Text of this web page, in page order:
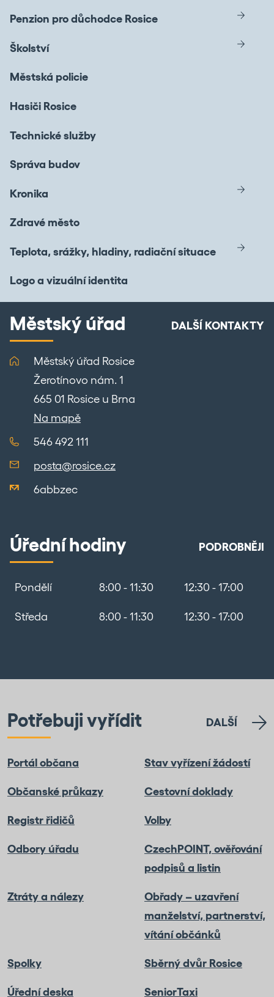
Penzion pro důchodce Rosice
Školství
Městská policie
Hasiči Rosice
Technické služby
Správa budov
Kronika
Zdravé město
Teplota, srážky, hladiny, radiační situace
Logo a vizuální identita
Městský úřad DALŠÍ KONTAKTY
Městský úřad Rosice
Žerotínovo nám. 1
665 01 Rosice u Brna
Na mapě
546 492 111
posta@rosice.cz
6abbzec
Úřední hodiny PODROBNĚJI
Pondělí 8:00 - 11:30 12:30 - 17:00
Středa 8:00 - 11:30 12:30 - 17:00
Potřebuji vyřídit DALŠÍ
Portál občana Stav vyřízení žádostí
Občanské průkazy Cestovní doklady
Registr řidičů Volby
Odbory úřadu
CzechPOINT, ověřování
podpisů a listin
Ztráty a nálezy
Obřady – uzavření
manželství, partnerství,
vítání občánků
Spolky Sběrný dvůr Rosice
Úřední deska SeniorTaxi